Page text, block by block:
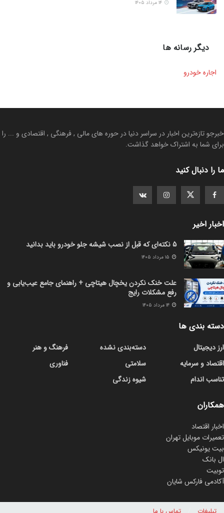
دیگر رسانه ها
اجاره خودرو
خبرجو تازه‌ترین اخبار در سراسر دنیا در حوره های مالی , فرهنگی , اقتصادی و ... را
برای شما به اشتراک خواهد گذاشت.
ما را دنبال کنید
اخبار اخیر
5 نکته‌ای که قبل از نصب شیشه جلو خودرو باید بدانید
علت خنک نکردن یخچال هیتاچی + راهنمای جامع عیب‌یابی و
رفع مشکلات رایج
دسته بندی ها
ارز دیجیتال
اقتصاد و سرمایه
تناسب اندام
دسته‌بندی نشده
سلامتی
شیوه زندگی
فرهنگ و هنر
فناوری
همکاران
اخبار اقتصاد
تعمیرات موبایل تهران
بیت یونیکس
ال بانک
توبیت
آکادمی فارکس شایان